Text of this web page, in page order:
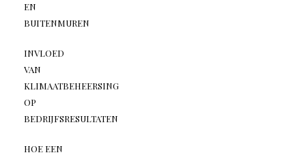
EN
BUITENMUREN
INVLOED
VAN
KLIMAATBEHEERSING
OP
BEDRIJFSRESULTATEN
HOE EEN